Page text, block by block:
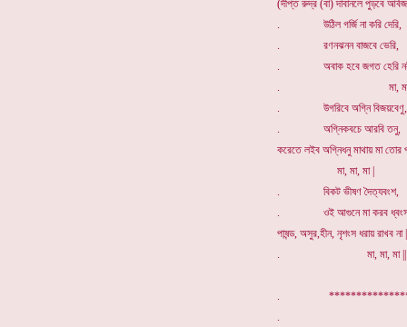
(দীপ্ত রুদ্র (বা) দাবানলে পুড়বে
. উঠিল গর্জি না করি দেরি,
. রণনঝনন বাজবে ভেরি,
. অবাক হবে জগত হেরি নবীন
. মা, মা,
. উগরিবে অগ্নি বিজয়বেণু,
. অগ্নিকবচে আরবি তনু,
করেতে লইব অগ্নিধনু মাথায় মা তোর
মা, মা, মা |
. বিকট ভীষণ দৈত্যবংশ,
. ওই আগুনে মা করব
পাষন্ড, অসুর,হীন, নৃশংস ধরায় রাখব না |
. মা, মা, মা ||
.